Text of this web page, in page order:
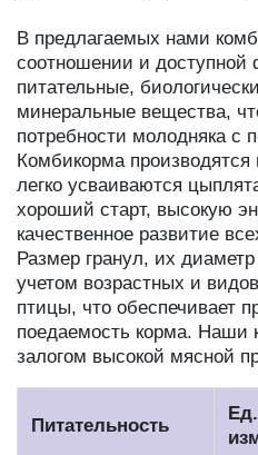
В предлагаемых нами
соотношении и доступной
питательные,
минеральные вещества,
потребности молодняка с
Комбикорма производятся
легко усваиваются
хороший старт, высокую
качественное развитие
Размер гранул, их
учетом возрастных и
птицы, что обеспечивает
поедаемость корма. Наши
залогом высокой мясной
Питательность
Ед.